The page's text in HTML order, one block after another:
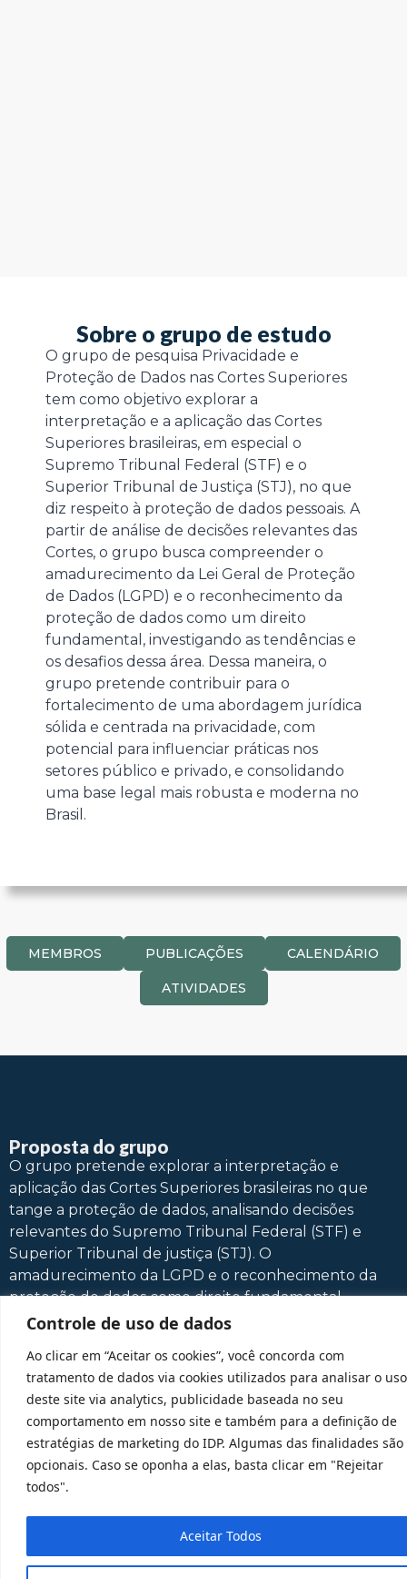
Controle de uso de dados
Ao clicar em “Aceitar os cookies”, você concorda com
tratamento de dados via cookies utilizados para analisar o uso
deste site via analytics, publicidade baseada no seu
comportamento em nosso site e também para a definição de
estratégias de marketing do IDP. Algumas das finalidades são
opcionais. Caso se oponha a elas, basta clicar em "Rejeitar
todos".
Aceitar Todos
Sobre o grupo de estudo
O grupo de pesquisa Privacidade e
Proteção de Dados nas Cortes Superiores
tem como objetivo explorar a
interpretação e a aplicação das Cortes
Superiores brasileiras, em especial o
Supremo Tribunal Federal (STF) e o
Superior Tribunal de Justiça (STJ), no que
diz respeito à proteção de dados pessoais. A
partir de análise de decisões relevantes das
Cortes, o grupo busca compreender o
amadurecimento da Lei Geral de Proteção
de Dados (LGPD) e o reconhecimento da
proteção de dados como um direito
fundamental, investigando as tendências e
os desafios dessa área. Dessa maneira, o
grupo pretende contribuir para o
fortalecimento de uma abordagem jurídica
sólida e centrada na privacidade, com
potencial para influenciar práticas nos
setores público e privado, e consolidando
uma base legal mais robusta e moderna no
Brasil.
MEMBROS PUBLICAÇÕES CALENDÁRIO
ATIVIDADES
Proposta do grupo
O grupo pretende explorar a interpretação e
aplicação das Cortes Superiores brasileiras no que
tange a proteção de dados, analisando decisões
relevantes do Supremo Tribunal Federal (STF) e
Superior Tribunal de justiça (STJ). O
amadurecimento da LGPD e o reconhecimento da
proteção de dados como direito fundamental
apontam para uma jurisprudência em evolução, que
fundamentais. O presente grupo de pesquisa
analisará as tendências e desafios da proteção de
dados no Brasil a partir da jurisprudência das Cortes,
contribuindo para o fortalecimento de uma
abordagem jurídica segura e que seja centrada na
privacidade, de modo a influenciar praticas nos
setores público e privado, consolidando, assim, uma
base legal mais robusta e moderna no Brasil.
Acesse o diretório do CNPq" URL do botão